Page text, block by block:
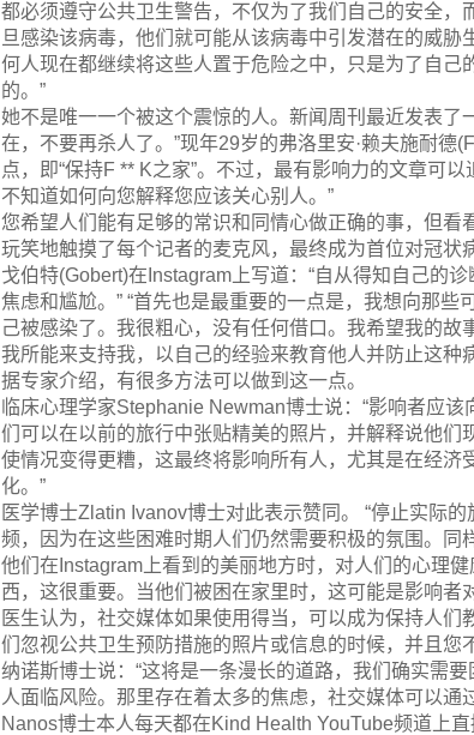
都必须遵守公共卫生警告，不仅为了我们自己的安全
旦感染该病毒，他们就可能从该病毒中引发潜在的威
何人现在都继续将这些人置于危险之中，只是为了自
的。”
她不是唯一一个被这个震惊的人。新闻周刊最近发表了
在，不要再杀人了。”现年29岁的弗洛里安·赖夫施耐
点，即“保持F ** K之家”。不过，最有影响力的文章可
不知道如何向您解释您应该关心别人。”
您希望人们能有足够的常识和同情心做正确的事，但看
玩笑地触摸了每个记者的麦克风，最终成为首位对冠状
戈伯特(Gobert)在Instagram上写道：“自从得知自己的
焦虑和尴尬。” “首先也是最重要的一点是，我想向那
己被感染了。我很粗心，没有任何借口。我希望我的
我所能来支持我，以自己的经验来教育他人并防止这种
据专家介绍，有很多方法可以做到这一点。
临床心理学家Stephanie Newman博士说：“影响者应
们可以在以前的旅行中张贴精美的照片，并解释说他
使情况变得更糟，这最终将影响所有人，尤其是在经
化。”
医学博士Zlatin Ivanov博士对此表示赞同。 “停止实际
频，因为在这些困难时期人们仍然需要积极的氛围。同
他们在Instagram上看到的美丽地方时，对人们的心理
西，这很重要。当他们被困在家里时，这可能是影响者
医生认为，社交媒体如果使用得当，可以成为保持人
们忽视公共卫生预防措施的照片或信息的时候，并且您
纳诺斯博士说：“这将是一条漫长的道路，我们确实需
人面临风险。那里存在着太多的焦虑，社交媒体可以
Nanos博士本人每天都在Kind Health YouTube频道上